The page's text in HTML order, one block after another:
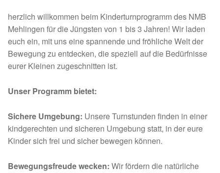
herzlich willkommen beim Kinderturnprogramm des NMB
Mehlingen für die Jüngsten von 1 bis 3 Jahren! Wir laden
euch ein, mit uns eine spannende und fröhliche Welt der
Bewegung zu entdecken, die speziell auf die Bedürfnisse
eurer Kleinen zugeschnitten ist.
Unser Programm bietet:
Sichere Umgebung: Unsere Turnstunden finden in einer
kindgerechten und sicheren Umgebung statt, in der eure
Kinder sich frei und sicher bewegen können.
Bewegungsfreude wecken: Wir fördern die natürliche